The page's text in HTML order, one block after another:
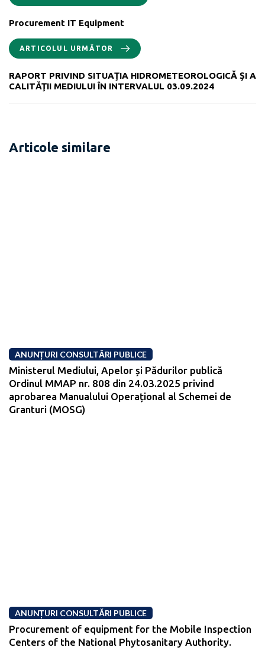
Procurement IT Equipment
ARTICOLUL URMĂTOR
RAPORT PRIVIND SITUAŢIA HIDROMETEOROLOGICĂ ŞI A
CALITĂŢII MEDIULUI ÎN INTERVALUL 03.09.2024
Articole similare
ANUNȚURI CONSULTĂRI PUBLICE
Ministerul Mediului, Apelor și Pădurilor publică
Ordinul MMAP nr. 808 din 24.03.2025 privind
aprobarea Manualului Operațional al Schemei de
Granturi (MOSG)
ANUNȚURI CONSULTĂRI PUBLICE
Procurement of equipment for the Mobile Inspection
Centers of the National Phytosanitary Authority.